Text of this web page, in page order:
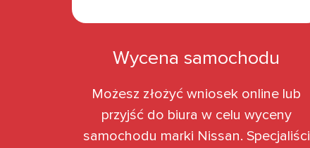
Wycena samochodu
Możesz złożyć wniosek online lub
przyjść do biura w celu wyceny
samochodu marki Nissan. Specjaliści